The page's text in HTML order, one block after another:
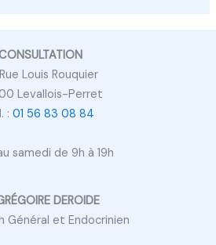
CONSULTATION
Louis Rouquier
Levallois-Perret
: 01 56 83 08 84
samedi de 9h à 19h
DEROIDE
Général et Endocrinien